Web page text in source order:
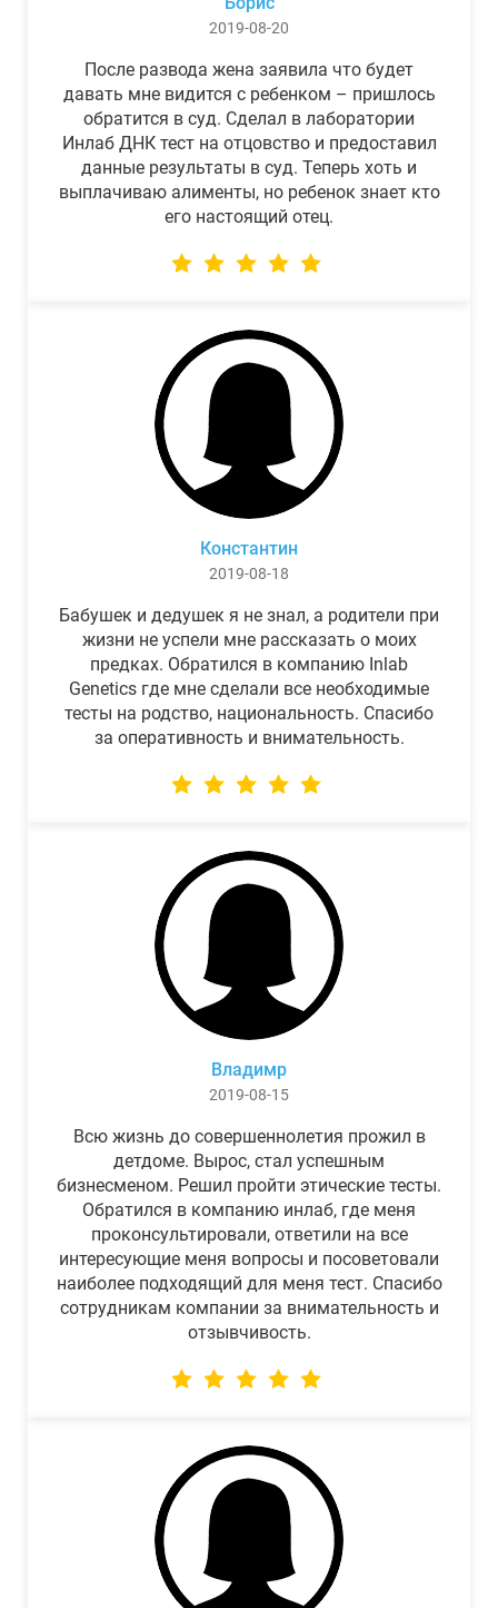
2019-08-20
После развода жена заявила что будет
давать мне видится с ребенком – пришлось
обратится в суд. Сделал в лаборатории
Инлаб ДНК тест на отцовство и предоставил
данные результаты в суд. Теперь хоть и
выплачиваю алименты, но ребенок знает кто
его настоящий отец.
Константин
2019-08-18
Бабушек и дедушек я не знал, а родители при
жизни не успели мне рассказать о моих
предках. Обратился в компанию Inlab
Genetics где мне сделали все необходимые
тесты на родство, национальность. Спасибо
за оперативность и внимательность.
Владимр
2019-08-15
Всю жизнь до совершеннолетия прожил в
детдоме. Вырос, стал успешным
бизнесменом. Решил пройти этические тесты.
Обратился в компанию инлаб, где меня
проконсультировали, ответили на все
интересующие меня вопросы и посоветовали
наиболее подходящий для меня тест. Спасибо
сотрудникам компании за внимательность и
отзывчивость.